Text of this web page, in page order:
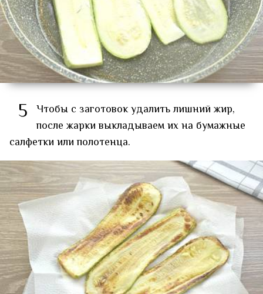
5 Чтобы с заготовок удалить лишний жир,
после жарки выкладываем их на бумажные
салфетки или полотенца.